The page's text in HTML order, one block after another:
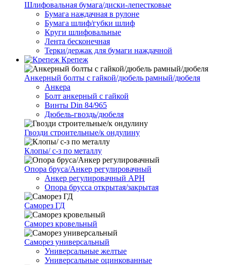
Шлифовальная бумага/диски-лепестковые
Бумага наждачная в рулоне
Бумага шлиф/губки шлиф
Круги шлифовальные
Лента бесконечная
Терки/держак для бумаги наждачной
Крепеж
Анкерный болты с гайкой/дюбель рамный/дюбеля
Анкера
Болт анкерный с гайкой
Винты Din 84/965
Дюбель-гвоздь/дюбеля
Гвозди строительные/к ондулину
Клопы/ с-з по металлу
Опора бруса/Анкер регулировачный
Анкер регулировачный АРН
Опора брусса открытая/закрытая
Саморез ГД
Саморез кровельный
Саморез универсальный
Универсальные желтые
Универсальные оцинкованные